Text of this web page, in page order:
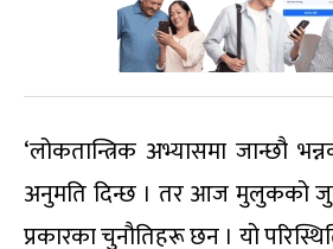
‘लोकतान्त्रिक अभ्यासमा जान्छौ
अनुमति दिन्छ । तर आज मुलुकको
प्रकारका चुनौतिहरू छन । यो